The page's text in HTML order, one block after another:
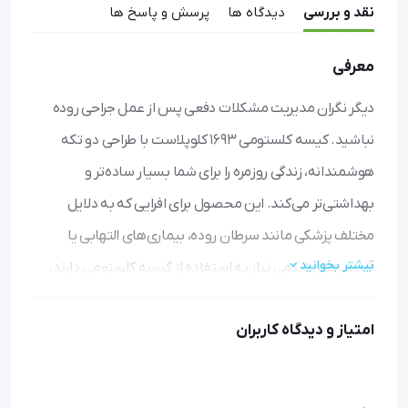
نقد و بررسی دیدگاه ها پرسش و پاسخ ها
معرفی
دیگر نگران مدیریت مشکلات دفعی پس از عمل جراحی روده
نباشید. کیسه کلستومی 1693 کلوپلاست با طراحی دو تکه
هوشمندانه، زندگی روزمره را برای شما بسیار ساده‌تر و
بهداشتی‌تر می‌کند. این محصول برای افرایی که به دلایل
مختلف پزشکی مانند سرطان روده، بیماری‌های التهابی یا
آسیب‌های شکمی نیاز به استفاده از کیسه کلستومی دارند،
محافظت از پوست: با قابلیت تعویض کیسه بدون نیاز به
بیشتر بخوانید
امتیاز و دیدگاه کاربران